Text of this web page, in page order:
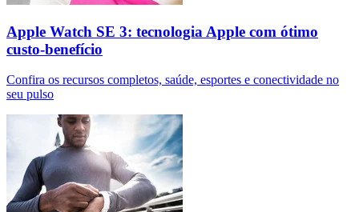
Apple Watch SE 3: tecnologia Apple com ótimo
custo-benefício
Confira os recursos completos, saúde, esportes e conectividade no
seu pulso